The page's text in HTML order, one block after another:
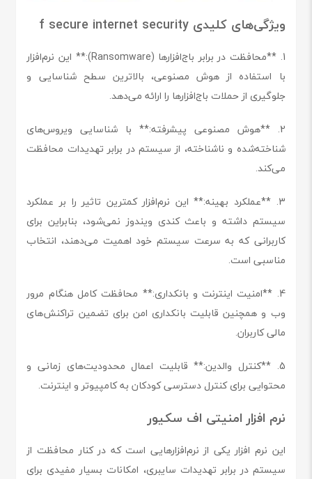
ویژگی‌های کلیدی f secure internet security
1. **محافظت در برابر باج‌افزارها (Ransomware):** این نرم‌افزار
با استفاده از هوش مصنوعی، بالاترین سطح شناسایی و
جلوگیری از حملات باج‌افزارها را ارائه می‌دهد.
2. **هوش مصنوعی پیشرفته:** با شناسایی ویروس‌های
شناخته‌شده و ناشناخته، از سیستم در برابر تهدیدات محافظت
می‌کند.
3. **عملکرد بهینه:** این نرم‌افزار کمترین تاثیر را بر عملکرد
سیستم داشته و باعث کندی ویندوز نمی‌شود، بنابراین برای
کاربرانی که به سرعت سیستم خود اهمیت می‌دهند، انتخاب
مناسبی است.
4. **امنیت اینترنت و بانکداری:** محافظت کامل هنگام مرور
وب و همچنین قابلیت بانکداری امن برای تضمین تراکنش‌های
مالی کاربران.
5. **کنترل والدین:** قابلیت اعمال محدودیت‌های زمانی و
محتوایی برای کنترل دسترسی کودکان به کامپیوتر و اینترنت.
نرم افزار امنیتی اف سکیور
این نرم افزار یکی از نرم‌افزارهایی است که در کنار محافظت از
سیستم در برابر تهدیدات سایبری، امکانات بسیار مفیدی برای